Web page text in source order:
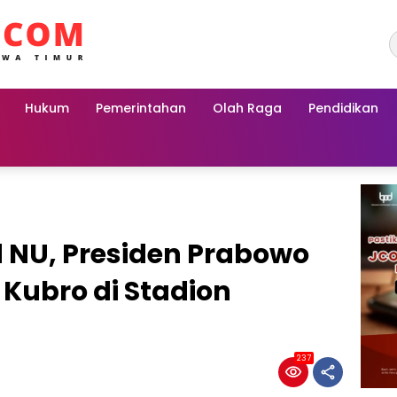
Hukum Pemerintahan Olah Raga Pendidikan
Presiden Prabowo
di Stadion
237